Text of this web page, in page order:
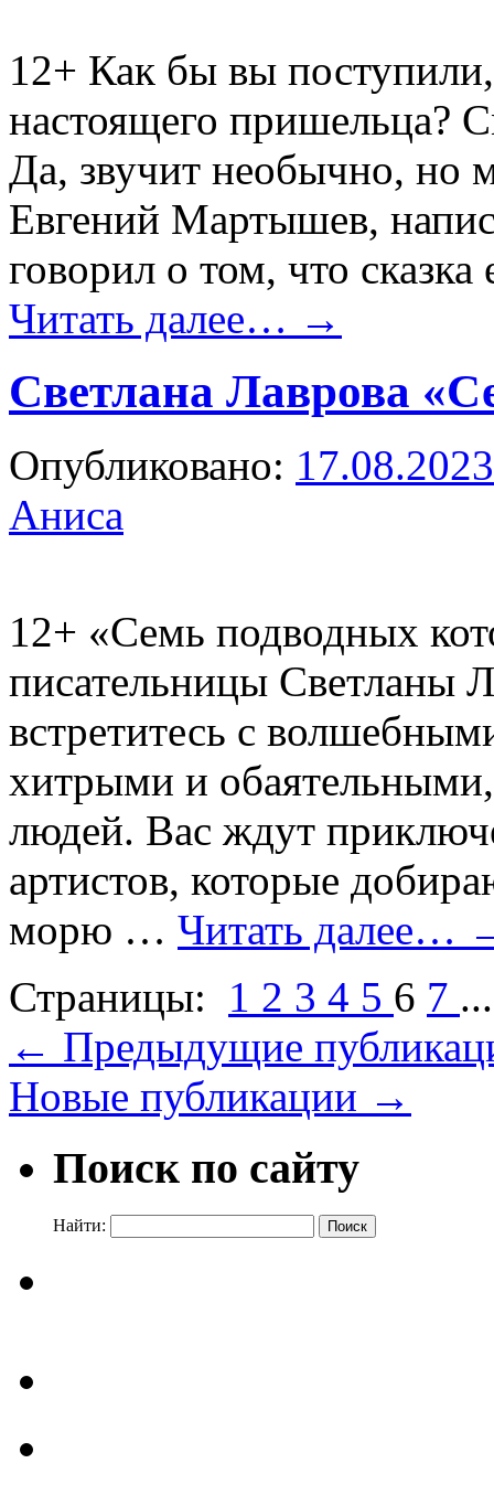
12+ Как бы вы
настоящего пришельца?
Да, звучит необычно, но
Евгений Мартышев,
говорил о том, что
Читать далее… →
Светлана Лаврова
Опубликовано: 17.08.2023
Аниса
12+ «Семь подводных
писательницы Светланы
встретитесь с
хитрыми и
людей. Вас ждут
артистов, которые
морю … Читать далее…
Страницы:
1 2 3 4 5 6 7
← Предыдущие
Новые публикации →
Поиск по сайту
Найти: